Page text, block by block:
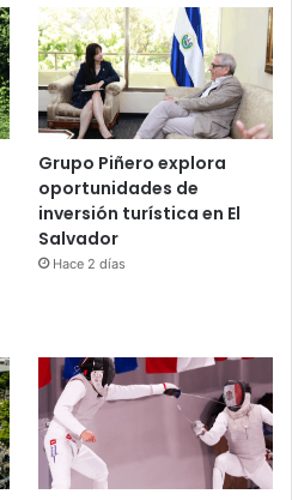
Grupo Piñero explora
oportunidades de
inversión turística en El
Salvador
Hace 2 días